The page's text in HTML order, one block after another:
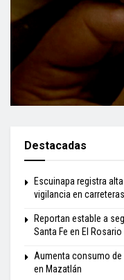
Destacadas
Escuinapa registra
vigilancia en carreteras
Reportan estable a
Santa Fe en El Rosario
Aumenta consumo de
en Mazatlán